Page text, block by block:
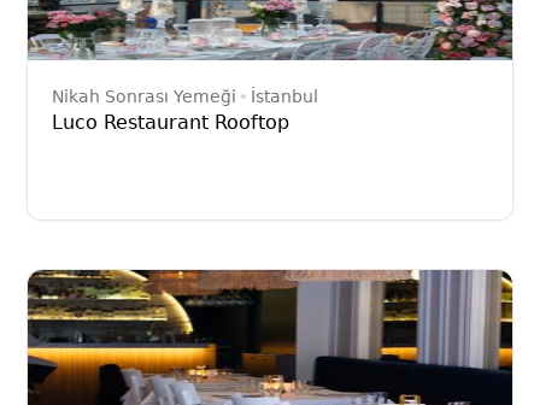
Nikah Sonrası Yemeği İstanbul
Luco Restaurant Rooftop